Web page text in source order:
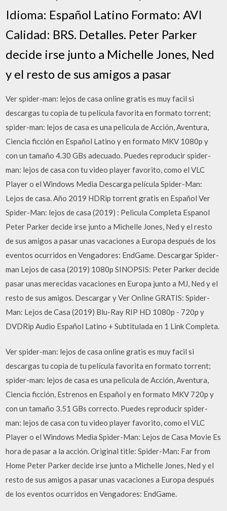
Idioma: Español Latino Formato: AVI
Calidad: BRS. Detalles. Peter Parker
decide irse junto a Michelle Jones, Ned
y el resto de sus amigos a pasar
Ver spider-man: lejos de casa online gratis es muy facil si
descargas tu copia de tu película favorita en formato torrent;
spider-man: lejos de casa es una pelicula de Acción, Aventura,
Ciencia ficción en Español Latino y en formato MKV 1080p y
con un tamaño 4.30 GBs adecuado. Puedes reproducir spider-
man: lejos de casa con tu video player favorito, como el VLC
Player o el Windows Media Descarga película Spider-Man:
Lejos de casa. Año 2019 HDRip torrent gratis en Español Ver
Spider-Man: lejos de casa (2019) : Pelicula Completa Espanol
Peter Parker decide irse junto a Michelle Jones, Ned y el resto
de sus amigos a pasar unas vacaciones a Europa después de los
eventos ocurridos en Vengadores: EndGame. Descargar Spider-
man Lejos de casa (2019) 1080p SINOPSIS: Peter Parker decide
pasar unas merecidas vacaciones en Europa junto a MJ, Ned y el
resto de sus amigos. Descargar y Ver Online GRATIS: Spider-
Man: Lejos de Casa (2019) Blu-Ray RIP HD 1080p - 720p y
DVDRip Audio Español Latino + Subtitulada en 1 Link Completa.
Ver spider-man: lejos de casa online gratis es muy facil si
descargas tu copia de tu película favorita en formato torrent;
spider-man: lejos de casa es una pelicula de Acción, Aventura,
Ciencia ficción, Estrenos en Español y en formato MKV 720p y
con un tamaño 3.51 GBs correcto. Puedes reproducir spider-
man: lejos de casa con tu video player favorito, como el VLC
Player o el Windows Media Spider-Man: Lejos de Casa Movie Es
hora de pasar a la acción. Original title: Spider-Man: Far from
Home Peter Parker decide irse junto a Michelle Jones, Ned y el
resto de sus amigos a pasar unas vacaciones a Europa después
de los eventos ocurridos en Vengadores: EndGame.